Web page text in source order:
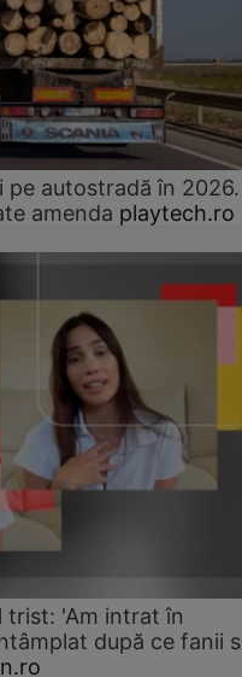
pe autostradă în 2026.
amenda playtech.ro
trist: 'Am intrat în
după ce fanii